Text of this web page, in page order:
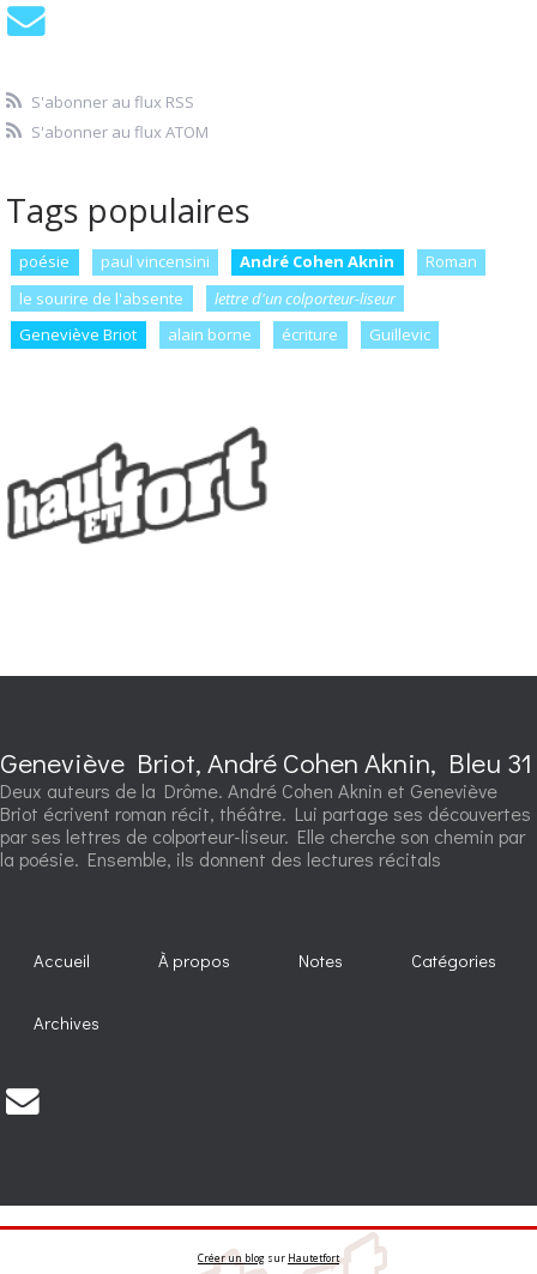
S'abonner au flux RSS
S'abonner au flux ATOM
Tags populaires
poésie paul vincensini André Cohen Aknin
Roman
le sourire de l'absente
lettre d'un colporteur-liseur
Geneviève Briot
alain borne écriture Guillevic
Geneviève Briot, André Cohen Aknin, Bleu 31
Deux auteurs de la Drôme. André Cohen Aknin et Geneviève
Briot écrivent roman récit, théâtre. Lui partage ses découvertes
par ses lettres de colporteur-liseur. Elle cherche son chemin par
la poésie. Ensemble, ils donnent des lectures récitals
Accueil À propos Notes Catégories
Archives
Créer un blog sur Hautetfort